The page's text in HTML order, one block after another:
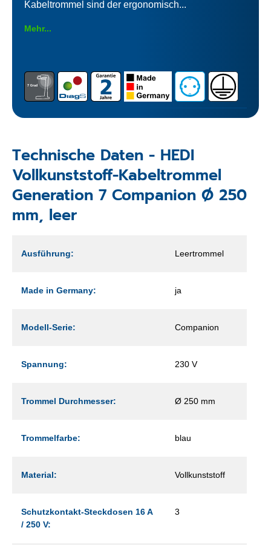
Kabeltrommel sind der ergonomisch...
Mehr...
Technische Daten - HEDI
Vollkunststoff-Kabeltrommel
Generation 7 Companion Ø 250
mm, leer
Ausführung: Leertrommel
Made in Germany: ja
Modell-Serie: Companion
Spannung: 230 V
Trommel Durchmesser: Ø 250 mm
Trommelfarbe: blau
Material: Vollkunststoff
Schutzkontakt-Steckdosen 16 A
/ 250 V:
3